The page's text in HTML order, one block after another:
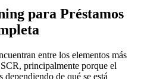
para Préstamos
entre los elementos más
principalmente porque el
de qué se está